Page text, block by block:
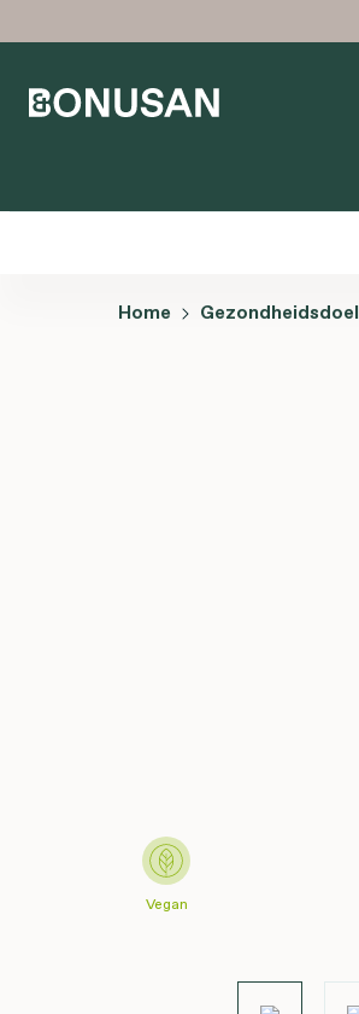
Home Gezondheidsdoel
Vegan